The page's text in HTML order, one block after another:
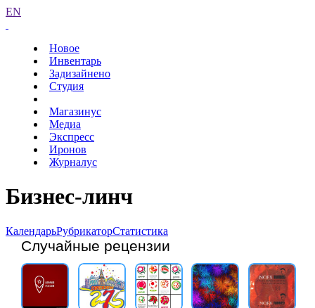
EN
Новое
Инвентарь
Задизайнено
Студия
Магазинус
Медиа
Экспресс
Иронов
Журналус
Бизнес-линч
КалендарьРубрикаторСтатистика
Случайные рецензии